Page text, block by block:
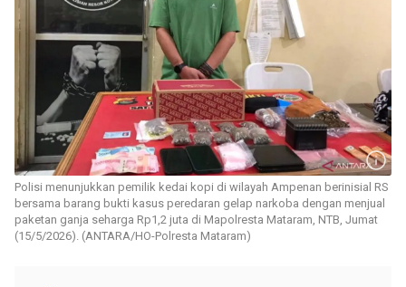
Polisi menunjukkan pemilik kedai kopi di wilayah Ampenan berinisial RS
bersama barang bukti kasus peredaran gelap narkoba dengan menjual
paketan ganja seharga Rp1,2 juta di Mapolresta Mataram, NTB, Jumat
(15/5/2026). (ANTARA/HO-Polresta Mataram)